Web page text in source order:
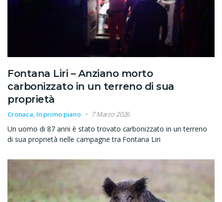
Fontana Liri – Anziano morto
carbonizzato in un terreno di sua
proprietà
Cronaca, In primo piano 7 Marzo 2026
Un uomo di 87 anni è stato trovato carbonizzato in un terreno
di sua proprietà nelle campagne tra Fontana Liri